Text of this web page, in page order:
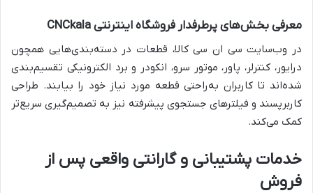
معرفی بخش‌های پرطرفدار فروشگاه اینترنتی CNCkala
در وب‌سایت سی ان سی کالا، قطعات در دسته‌بندی‌هایی همچون
درایور، کنترلر، پاور، موتور سرو، انکودر و برد الکترونیکی تقسیم‌بندی
شده‌اند تا کاربران به‌راحتی قطعه مورد نیاز خود را بیابند. طراحی
کاربرپسند و فیلترهای جستجوی پیشرفته نیز به تصمیم‌گیری سریع‌تر
کمک می‌کند.
خدمات پشتیبانی و گارانتی واقعی پس از
فروش